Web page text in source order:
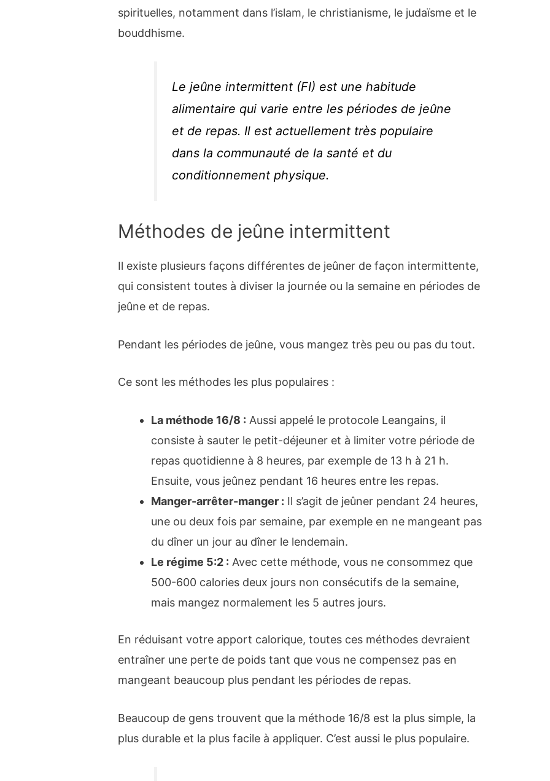
spirituelles, notamment dans l’islam, le christianisme, le judaïsme et le
bouddhisme.
Le jeûne intermittent (FI) est une habitude
alimentaire qui varie entre les périodes de jeûne
et de repas. Il est actuellement très populaire
dans la communauté de la santé et du
conditionnement physique.
Méthodes de jeûne intermittent
Il existe plusieurs façons différentes de jeûner de façon intermittente,
qui consistent toutes à diviser la journée ou la semaine en périodes de
jeûne et de repas.
Pendant les périodes de jeûne, vous mangez très peu ou pas du tout.
Ce sont les méthodes les plus populaires :
La méthode 16/8 : Aussi appelé le protocole Leangains, il
consiste à sauter le petit-déjeuner et à limiter votre période de
repas quotidienne à 8 heures, par exemple de 13 h à 21 h.
Ensuite, vous jeûnez pendant 16 heures entre les repas.
Manger-arrêter-manger : Il s’agit de jeûner pendant 24 heures,
une ou deux fois par semaine, par exemple en ne mangeant pas
du dîner un jour au dîner le lendemain.
Le régime 5:2 : Avec cette méthode, vous ne consommez que
500-600 calories deux jours non consécutifs de la semaine,
mais mangez normalement les 5 autres jours.
En réduisant votre apport calorique, toutes ces méthodes devraient
entraîner une perte de poids tant que vous ne compensez pas en
mangeant beaucoup plus pendant les périodes de repas.
Beaucoup de gens trouvent que la méthode 16/8 est la plus simple, la
plus durable et la plus facile à appliquer. C’est aussi le plus populaire.